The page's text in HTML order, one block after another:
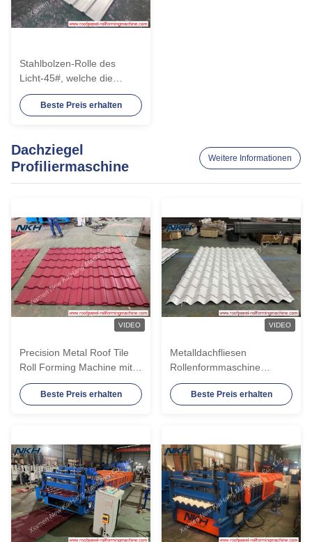
Stahlbolzen-Rolle des
Licht-45#, welche die
Maschinen-Metallrolle
bildet Maschine, IBR-Rolle
Beste Preis erhalten
Dachziegel
Profiliermaschine
Weitere Informationen
VIDEO
Precision Metal Roof Tile
Roll Forming Machine mit
Servo Motor Drive
Metalldach
Beste Preis erhalten
VIDEO
Metalldachfliesen
Rollenformmaschine
Metalldach machen
MaschineBeste Preis erhalten